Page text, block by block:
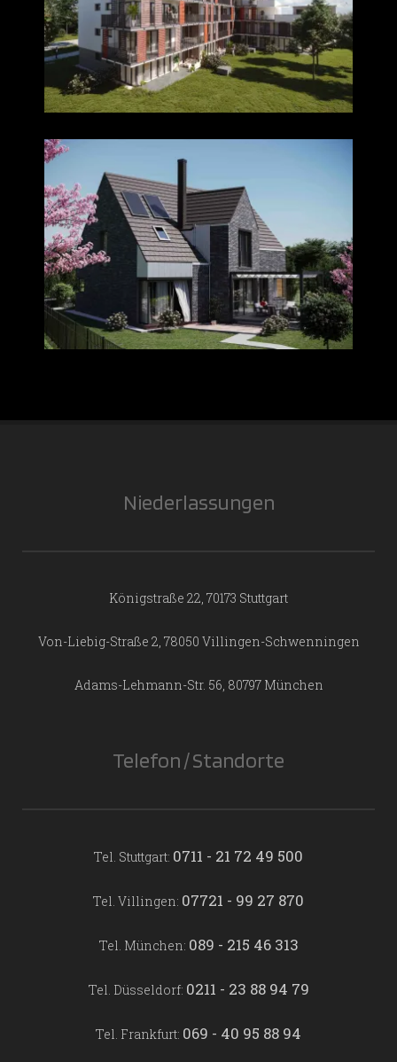
Niederlassungen
Königstraße 22, 70173 Stuttgart
Von-Liebig-Straße 2, 78050 Villingen-Schwenningen
Adams-Lehmann-Str. 56, 80797 München
Telefon / Standorte
Tel. Stuttgart: 0711 - 21 72 49 500
Tel. Villingen: 07721 - 99 27 870
Tel. München: 089 - 215 46 313
Tel. Düsseldorf: 0211 - 23 88 94 79
Tel. Frankfurt: 069 - 40 95 88 94